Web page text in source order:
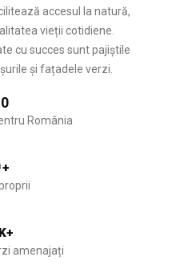
accesul la natură,
vieții cotidiene.
cu succes sunt pajiștile
și fațadele verzi.
România
+
K+
amenajați